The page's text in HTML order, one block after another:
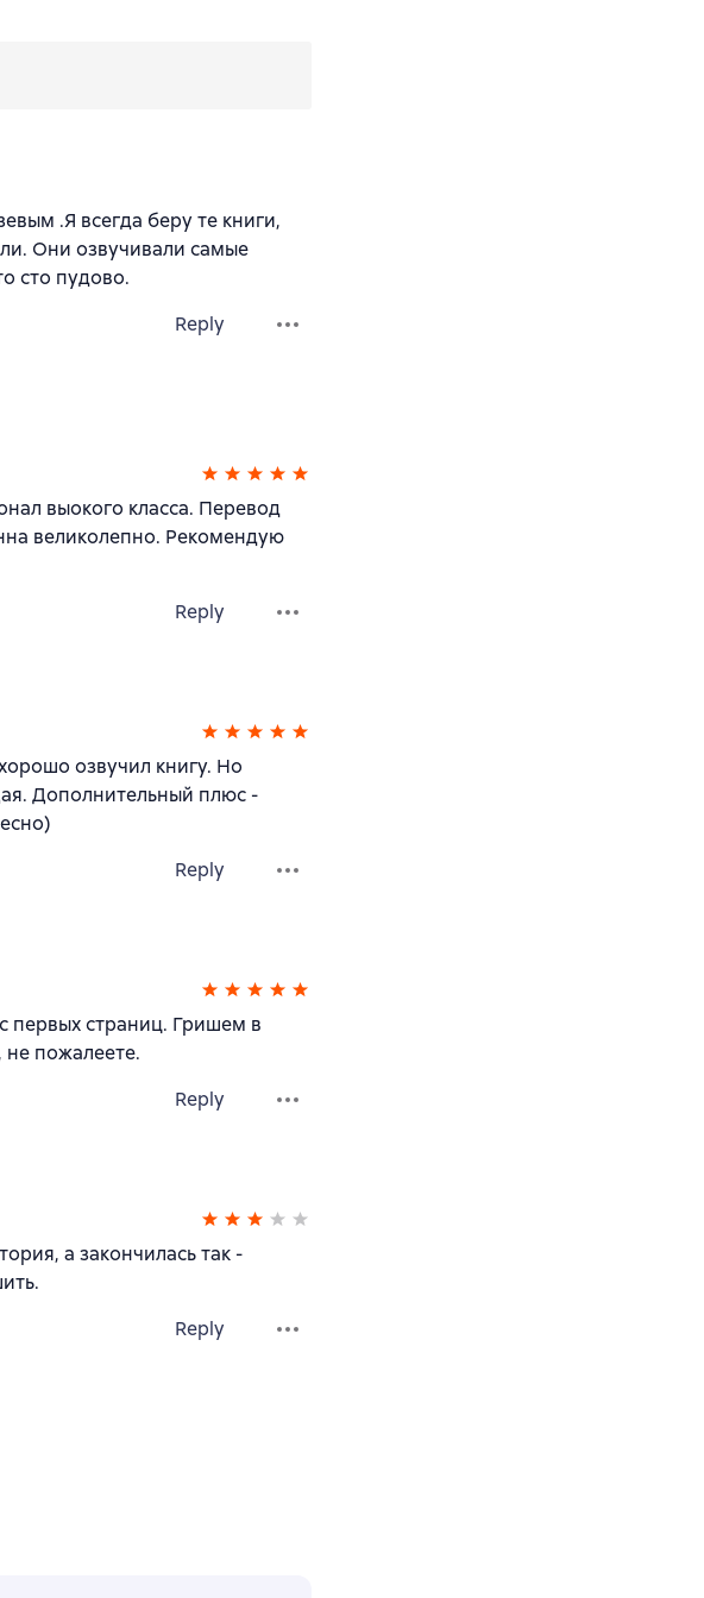
.Я всегда беру те книги,
Они озвучивали самые
сто пудово.
Reply
выокого класса. Перевод
великолепно. Рекомендую
Reply
озвучил книгу. Но
Дополнительный плюс -
Reply
первых страниц. Гришем в
пожалеете.
Reply
а закончилась так -
Reply